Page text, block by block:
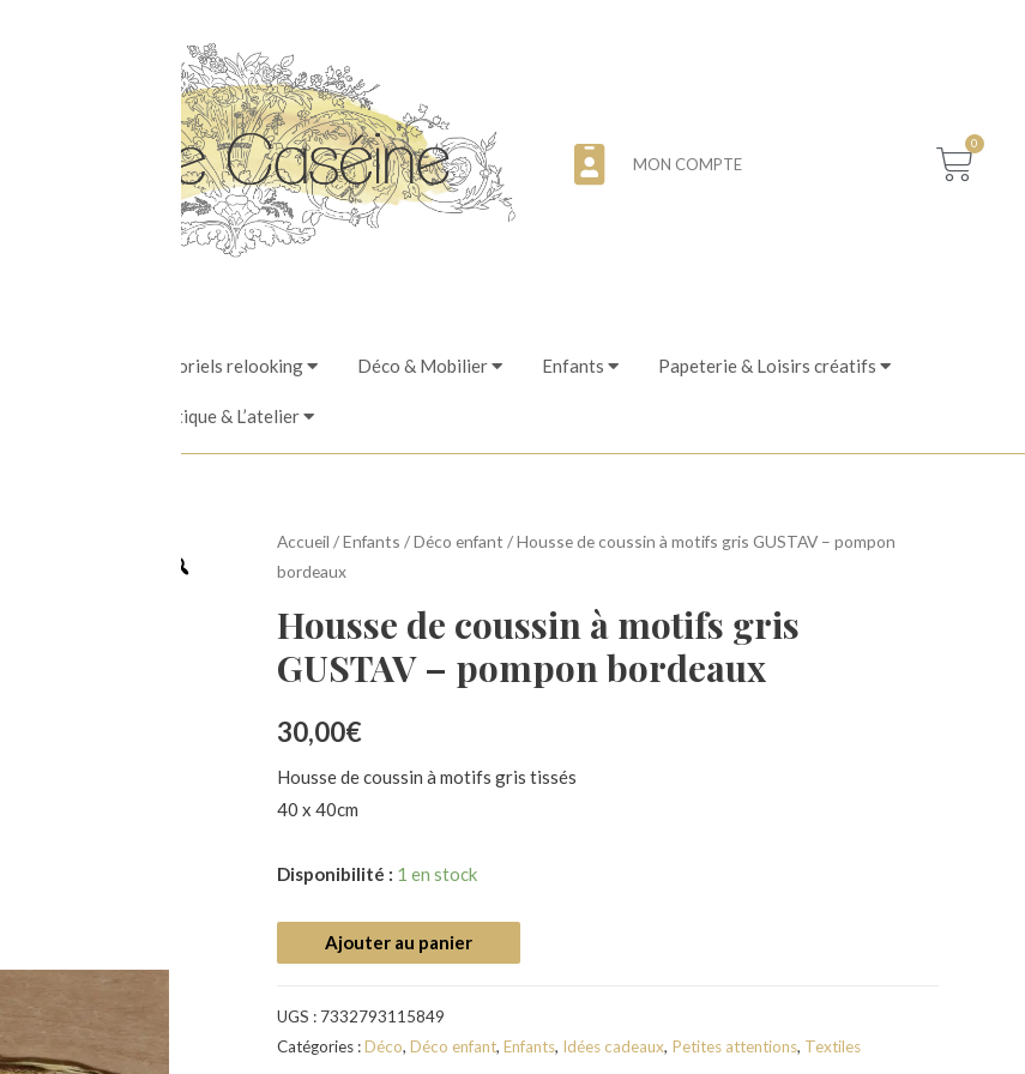
MON COMPTE
0
Stages, Ateliers & Tutoriels relooking Déco & Mobilier Enfants Papeterie & Loisirs créatifs
La Boutique & L’atelier
Accueil /Enfants /Déco enfant / Housse de coussin à motifs gris GUSTAV – pompon
bordeaux
Housse de coussin à motifs gris
GUSTAV – pompon bordeaux
30,00€
Housse de coussin à motifs gris tissés
40 x 40cm
Disponibilité : 1 en stock
Ajouter au panier
UGS : 7332793115849
Catégories :Déco, Déco enfant, Enfants, Idées cadeaux, Petites attentions, Textiles